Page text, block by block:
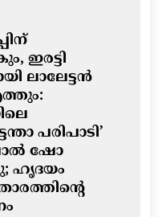
ഇരട്ടി
ലാലേട്ടൻ
പരിപാടി’
ഷോ
ഹൃദയം